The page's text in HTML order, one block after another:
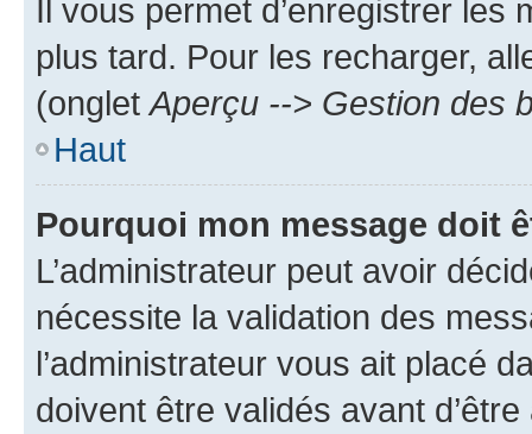
Il vous permet d’enregistrer
plus tard. Pour les recharger,
(onglet Aperçu --> Gestion des
Haut
Pourquoi mon message doit
L’administrateur peut avoir
nécessite la validation des
l’administrateur vous ait placé
doivent être validés avant